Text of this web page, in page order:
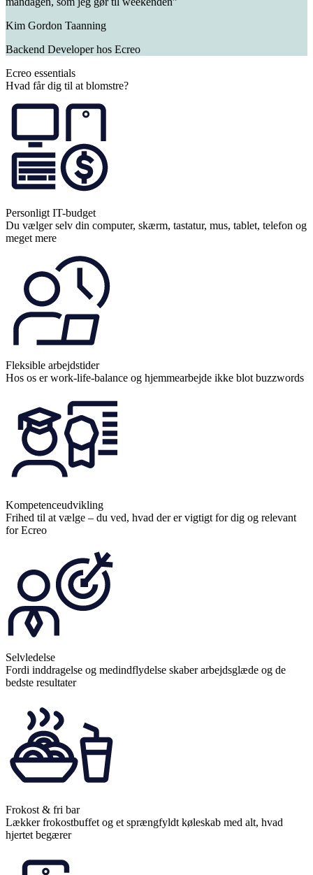
Kim Gordon Taanning
Backend Developer hos Ecreo
Ecreo essentials
Hvad får dig til at blomstre?
Personligt IT-budget
Du vælger selv din computer, skærm, tastatur, mus, tablet, telefon og
meget mere
Fleksible arbejdstider
Hos os er work-life-balance og hjemmearbejde ikke blot buzzwords
Kompetenceudvikling
Frihed til at vælge – du ved, hvad der er vigtigt for dig og relevant
for Ecreo
Selvledelse
Fordi inddragelse og medindflydelse skaber arbejdsglæde og de
bedste resultater
Frokost & fri bar
Lækker frokostbuffet og et sprængfyldt køleskab med alt, hvad
hjertet begærer